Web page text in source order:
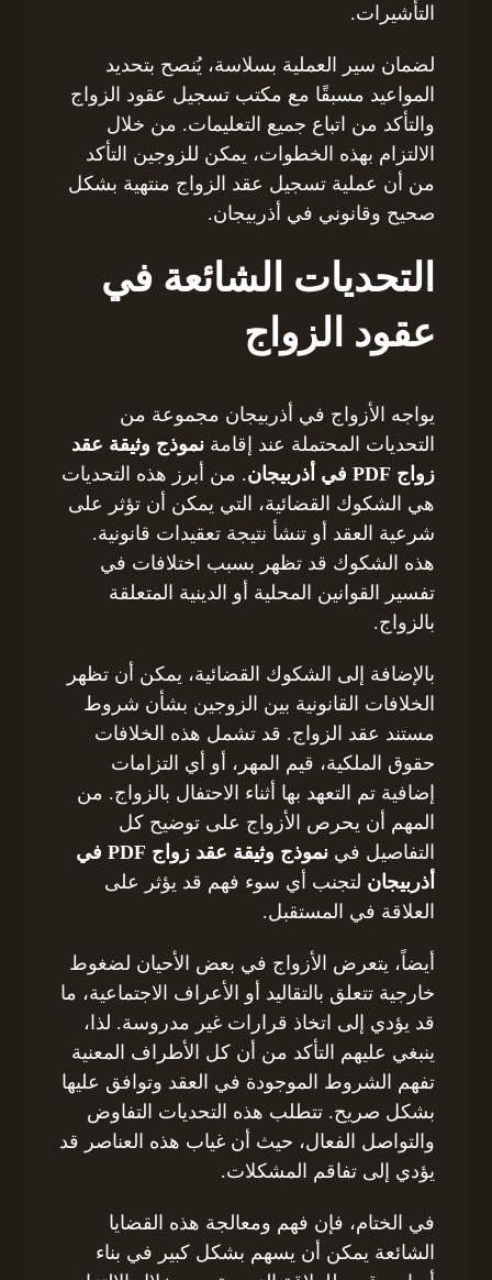
التأشيرات.
لضمان سير العملية بسلاسة، يُنصح بتحديد
المواعيد مسبقًا مع مكتب تسجيل عقود الزواج
والتأكد من اتباع جميع التعليمات. من خلال
الالتزام بهذه الخطوات، يمكن للزوجين التأكد
من أن عملية تسجيل عقد الزواج منتهية بشكل
صحيح وقانوني في أذربيجان.
التحديات الشائعة في
عقود الزواج
يواجه الأزواج في أذربيجان مجموعة من
التحديات المحتملة عند إقامةنموذج وثيقة عقد
زواج PDF في أذربيجان
. من أبرز هذه التحديات
هي الشكوك القضائية، التي يمكن أن تؤثر على
شرعية العقد أو تنشأ نتيجة تعقيدات قانونية.
هذه الشكوك قد تظهر بسبب اختلافات في
تفسير القوانين المحلية أو الدينية المتعلقة
بالزواج.
بالإضافة إلى الشكوك القضائية، يمكن أن تظهر
الخلافات القانونية بين الزوجين بشأن شروط
مستند عقد الزواج. قد تشمل هذه الخلافات
حقوق الملكية، قيم المهر، أو أي التزامات
إضافية تم التعهد بها أثناء الاحتفال بالزواج. من
المهم أن يحرص الأزواج على توضيح كل
التفاصيل في
نموذج وثيقة عقد زواج PDF في
أذربيجان لتجنب أي سوء فهم قد يؤثر على
العلاقة في المستقبل.
أيضاً، يتعرض الأزواج في بعض الأحيان لضغوط
خارجية تتعلق بالتقاليد أو الأعراف الاجتماعية، ما
قد يؤدي إلى اتخاذ قرارات غير مدروسة. لذا،
ينبغي عليهم التأكد من أن كل الأطراف المعنية
تفهم الشروط الموجودة في العقد وتوافق عليها
بشكل صريح. تتطلب هذه التحديات التفاوض
والتواصل الفعال، حيث أن غياب هذه العناصر قد
يؤدي إلى تفاقم المشكلات.
في الختام، فإن فهم ومعالجة هذه القضايا
الشائعة يمكن أن يسهم بشكل كبير في بناء